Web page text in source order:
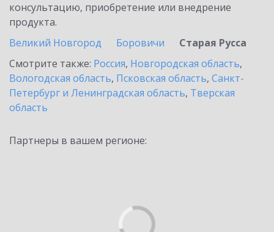
консультацию, приобретение или внедрение
продукта.
Великий Новгород
Боровичи
Старая Русса
Смотрите также: Россия, Новгородская область,
Вологодская область, Псковская область, Санкт-
Петербург и Ленинградская область, Тверская
область
Партнеры в вашем регионе: